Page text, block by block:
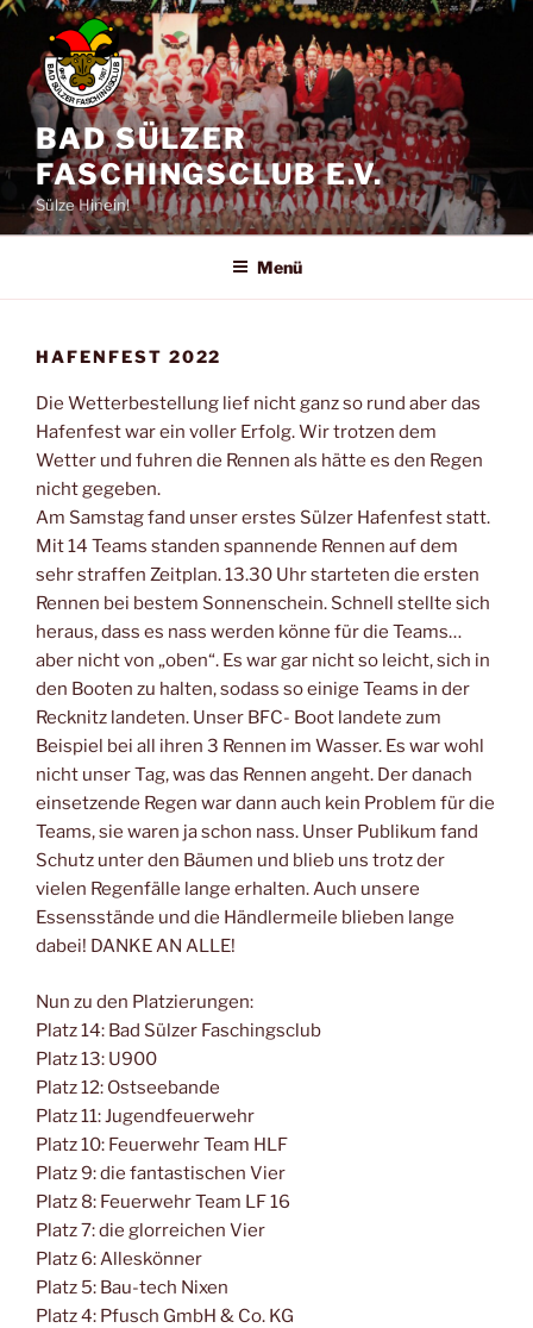
Zum
springen
BAD SÜLZER
FASCHINGSCLUB E.V.
Sülze Hinein!
Menü
HAFENFEST 2022
Die Wetterbestellung lief nicht ganz so rund aber das
Hafenfest war ein voller Erfolg. Wir trotzen dem
Wetter und fuhren die Rennen als hätte es den Regen
nicht gegeben.
Am Samstag fand unser erstes Sülzer Hafenfest statt.
Mit 14 Teams standen spannende Rennen auf dem
sehr straffen Zeitplan. 13.30 Uhr starteten die ersten
Rennen bei bestem Sonnenschein. Schnell stellte sich
heraus, dass es nass werden könne für die Teams…
aber nicht von „oben“. Es war gar nicht so leicht, sich in
den Booten zu halten, sodass so einige Teams in der
Recknitz landeten. Unser BFC- Boot landete zum
Beispiel bei all ihren 3 Rennen im Wasser. Es war wohl
nicht unser Tag, was das Rennen angeht. Der danach
einsetzende Regen war dann auch kein Problem für die
Teams, sie waren ja schon nass. Unser Publikum fand
Schutz unter den Bäumen und blieb uns trotz der
vielen Regenfälle lange erhalten. Auch unsere
Essensstände und die Händlermeile blieben lange
dabei! DANKE AN ALLE!
Nun zu den Platzierungen:
Platz 14: Bad Sülzer Faschingsclub
Platz 13: U900
Platz 12: Ostseebande
Platz 11: Jugendfeuerwehr
Platz 10: Feuerwehr Team HLF
Platz 9: die fantastischen Vier
Platz 8: Feuerwehr Team LF 16
Platz 7: die glorreichen Vier
Platz 6: Alleskönner
Platz 5: Bau-tech Nixen
Platz 4: Pfusch GmbH & Co. KG